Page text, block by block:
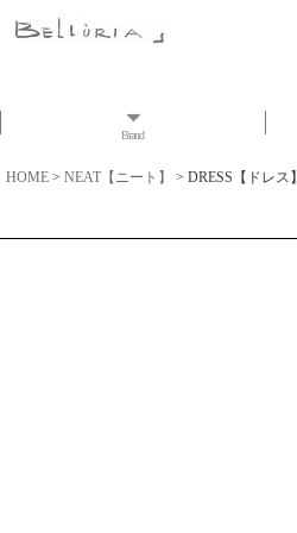
Brand
HOME > NEAT【ニート】 > DRESS【ドレス】